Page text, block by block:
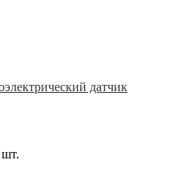
датчик